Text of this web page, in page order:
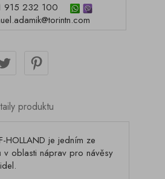
915 232 100
produktu
HOLLAND je jedním ze
v oblasti náprav pro návěsy